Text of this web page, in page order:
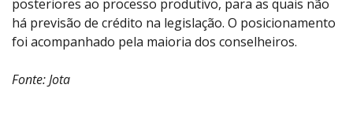
posteriores ao processo produtivo, para as quais não
há previsão de crédito na legislação. O posicionamento
foi acompanhado pela maioria dos conselheiros.
Fonte: Jota